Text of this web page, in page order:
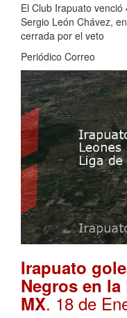
El Club Irapuato
Sergio León Chávez,
cerrada por el veto
Periódico Correo
Irapuato
Negros en
MX. 18 de